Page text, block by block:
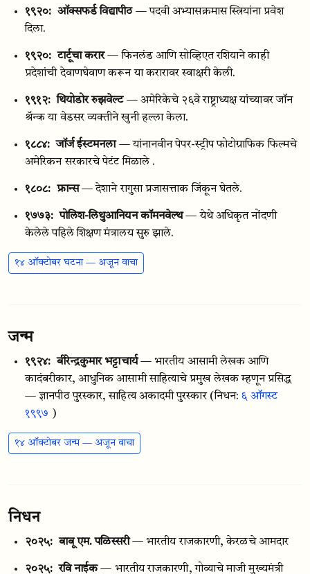
१९२०: ऑक्सफर्ड विद्यापीठ — पदवी अभ्यासक्रमास स्त्रियांना प्रवेश
दिला.
१९२०: टार्टूचा करार — फिनलंड आणि सोव्हिएत रशियाने काही
प्रदेशांची देवाणघेवाण करून या करारावर स्वाक्षरी केली.
१९१२: थियोडोर रुझवेल्ट — अमेरिकेचे २६वे राष्ट्राध्यक्ष यांच्यावर जॉन
श्रॅन्क या वेडसर व्यक्तीने खुनी हल्ला केला.
१८८४: जॉर्ज ईस्टमनला — यांनानवीन पेपर-स्ट्रीप फोटोग्राफिक फिल्मचे
अमेरिकन सरकारचे पेटंट मिळाले .
१८०८: फ्रान्स — देशाने रागुसा प्रजासत्ताक जिंकून घेतले.
१७७३: पोलिश-लिथुआनियन कॉमनवेल्थ — येथे अधिकृत नोंदणी
केलेले पहिले शिक्षण मंत्रालय सुरु झाले.
१४ ऑक्टोबर घटना — अजून वाचा
जन्म
१९२४: बीरेन्द्रकुमार भट्टाचार्य — भारतीय आसामी लेखक आणि
कादंबरीकार, आधुनिक आसामी साहित्याचे प्रमुख लेखक म्हणून प्रसिद्ध
— ज्ञानपीठ पुरस्कार, साहित्य अकादमी पुरस्कार (निधन:६ ऑगस्ट
१९९७ )
१४ ऑक्टोबर जन्म — अजून वाचा
निधन
२०२५: बाबू एम. पळिस्सरी — भारतीय राजकारणी, केरळचे आमदार
२०२५: रवि नाईक — भारतीय राजकारणी, गोव्याचे माजी मुख्यमंत्री